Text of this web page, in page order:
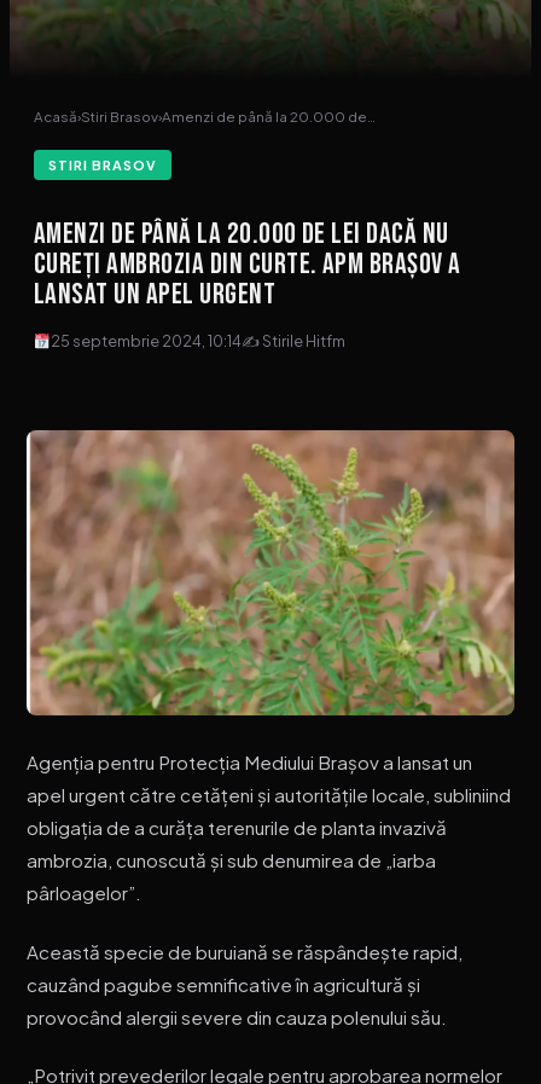
Acasă›Stiri Brasov›Amenzi de până la 20.000 de…
STIRI BRASOV
Amenzi de până la 20.000 de lei dacă nu
cureți ambrozia din curte. APM Brașov a
lansat un apel urgent
25 septembrie 2024, 10:14✍ Stirile Hitfm
Agenția pentru Protecția Mediului Brașov a lansat un
apel urgent către cetățeni și autoritățile locale, subliniind
obligația de a curăța terenurile de planta invazivă
ambrozia, cunoscută și sub denumirea de „iarba
pârloagelor”.
Această specie de buruiană se răspândește rapid,
cauzând pagube semnificative în agricultură și
provocând alergii severe din cauza polenului său.
„Potrivit prevederilor legale pentru aprobarea normelor